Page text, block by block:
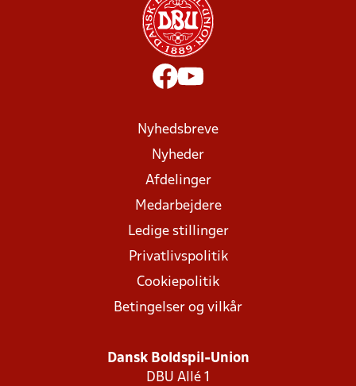
Nyhedsbreve
Nyheder
Afdelinger
Medarbejdere
Ledige stillinger
Privatlivspolitik
Cookiepolitik
Betingelser og vilkår
Dansk Boldspil-Union
DBU Allé 1